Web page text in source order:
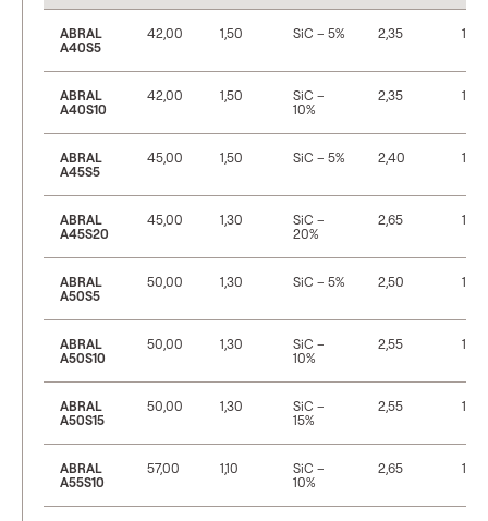
ABRAL
A40S5
42,00 1,50 SiC – 5% 2,35 14
ABRAL
A40S10
42,00 1,50
SiC –
10%
2,35 13
ABRAL
A45S5
45,00 1,50 SiC – 5% 2,40 14
ABRAL
A45S20
45,00 1,30
SiC –
20%
2,65 12
ABRAL
A50S5
50,00 1,30 SiC – 5% 2,50 14
ABRAL
A50S10
50,00 1,30
SiC –
10%
2,55 13
ABRAL
A50S15
50,00 1,30
SiC –
15%
2,55 13
ABRAL
A55S10
57,00 1,10
SiC –
10%
2,65 13